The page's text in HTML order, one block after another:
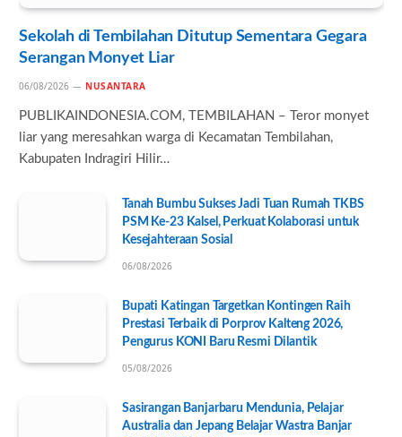
Sekolah di Tembilahan Ditutup Sementara Gegara
Serangan Monyet Liar
06/08/2026 NUSANTARA
PUBLIKAINDONESIA.COM, TEMBILAHAN – Teror monyet
liar yang meresahkan warga di Kecamatan Tembilahan,
Kabupaten Indragiri Hilir…
Tanah Bumbu Sukses Jadi Tuan Rumah TKBS
PSM Ke-23 Kalsel, Perkuat Kolaborasi untuk
Kesejahteraan Sosial
06/08/2026
Bupati Katingan Targetkan Kontingen Raih
Prestasi Terbaik di Porprov Kalteng 2026,
Pengurus KONI Baru Resmi Dilantik
05/08/2026
Sasirangan Banjarbaru Mendunia, Pelajar
Australia dan Jepang Belajar Wastra Banjar